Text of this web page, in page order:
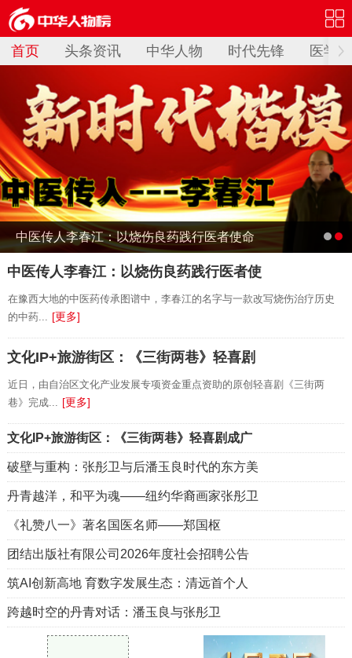
首页 头条资讯 中华人物 时代先锋 医学
中医传人李春江：以烧伤良药践行医者使命
的党员
中医传人李春江：以烧伤良药践行医者使
在豫西大地的中医药传承图谱中，李春江的名字与一款改写烧伤治疗历史
的中药... [更多]
文化IP+旅游街区：《三街两巷》轻喜剧
近日，由自治区文化产业发展专项资金重点资助的原创轻喜剧《三街两
巷》完成... [更多]
文化IP+旅游街区：《三街两巷》轻喜剧成广
破壁与重构：张彤卫与后潘玉良时代的东方美
丹青越洋，和平为魂——纽约华裔画家张彤卫
《礼赞八一》著名国医名师——郑国枢
团结出版社有限公司2026年度社会招聘公告
筑AI创新高地 育数字发展生态：清远首个人
跨越时空的丹青对话：潘玉良与张彤卫